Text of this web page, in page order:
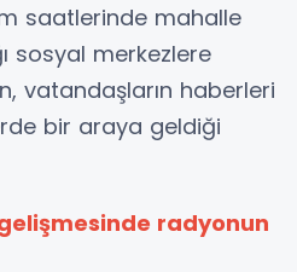
saatlerinde mahalle
sosyal merkezlere
vatandaşların haberleri
bir araya geldiği
radyonun